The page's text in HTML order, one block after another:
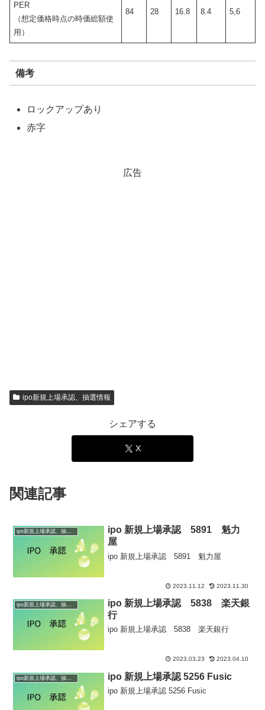
PER
（想定価格時点の時価総額使
用）
84 28 16.8 8.4 5,6
備考
ロックアップあり
赤字
広告
ipo新規上場承認、抽選情報
シェアする
X
関連記事
ipo新規上場承認、抽選情報
ipo 新規上場承認 5891 魁力
屋
ipo 新規上場承認 5891 魁力屋
2023.11.12 2023.11.30
ipo新規上場承認、抽選情報
ipo 新規上場承認 5838 楽天銀
行
ipo 新規上場承認 5838 楽天銀行
2023.03.23 2023.04.10
ipo 新規上場承認 5256 Fusic
ipo 新規上場承認 5256 Fusic